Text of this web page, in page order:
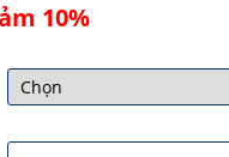
10%